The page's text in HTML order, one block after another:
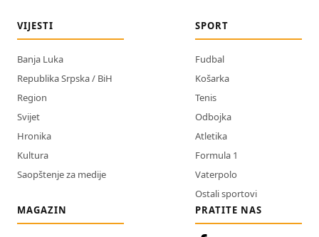
VIJESTI
Banja Luka
Republika Srpska / BiH
Region
Svijet
Hronika
Kultura
Saopštenje za medije
SPORT
Fudbal
Košarka
Tenis
Odbojka
Atletika
Formula 1
Vaterpolo
Ostali sportovi
MAGAZIN
PRATITE NAS